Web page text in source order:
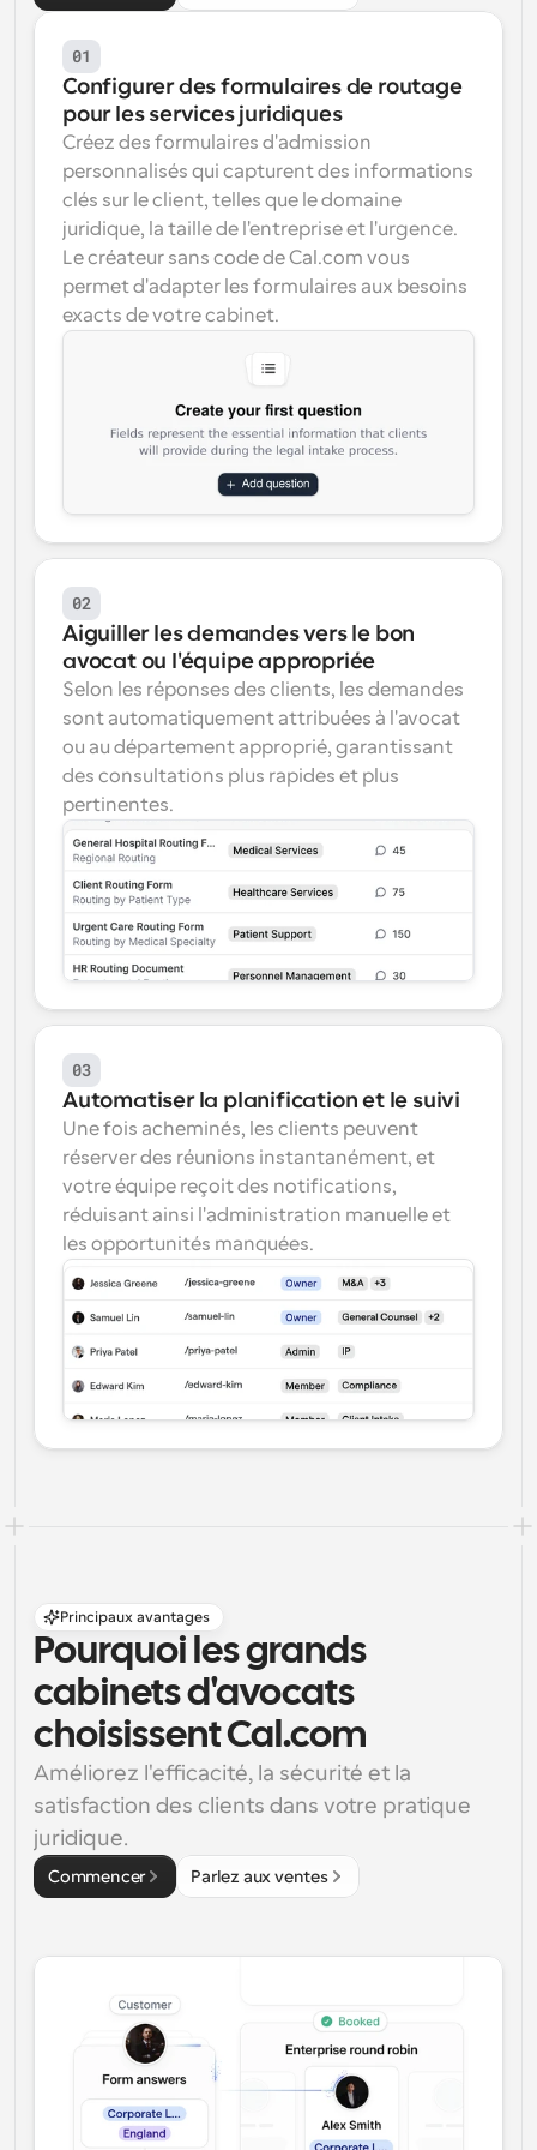
01
Configurer des formulaires de routage
pour les services juridiques
Créez des formulaires d'admission
personnalisés qui capturent des informations
clés sur le client, telles que le domaine
juridique, la taille de l'entreprise et l'urgence.
Le créateur sans code de Cal.com vous
permet d'adapter les formulaires aux besoins
exacts de votre cabinet.
02
Aiguiller les demandes vers le bon
avocat ou l'équipe appropriée
Selon les réponses des clients, les demandes
sont automatiquement attribuées à l'avocat
ou au département approprié, garantissant
des consultations plus rapides et plus
pertinentes.
03
Automatiser la planification et le suivi
Une fois acheminés, les clients peuvent
réserver des réunions instantanément, et
votre équipe reçoit des notifications,
réduisant ainsi l'administration manuelle et
les opportunités manquées.
Principaux avantages
Pourquoi les grands
cabinets d'avocats
choisissent Cal.com
Améliorez l'efficacité, la sécurité et la
satisfaction des clients dans votre pratique
juridique.
Commencer Parlez aux ventes